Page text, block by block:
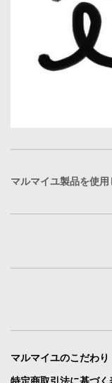
マルマイユ製品を使
マルマイユのこだわり